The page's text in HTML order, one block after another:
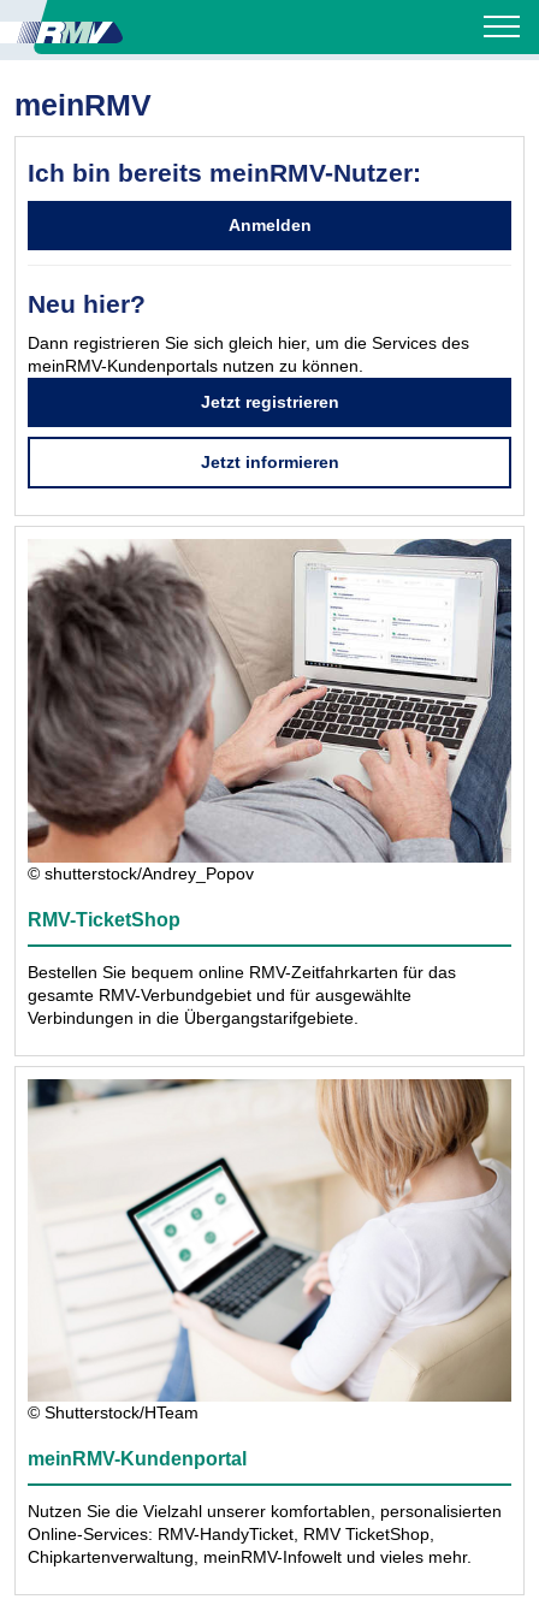
meinRMV
Ich bin bereits meinRMV-Nutzer:
Anmelden
Neu hier?
Dann registrieren Sie sich gleich hier, um die Services des
meinRMV-Kundenportals nutzen zu können.
Jetzt registrieren
Jetzt informieren
© shutterstock/Andrey_Popov
RMV-TicketShop
Bestellen Sie bequem online RMV-Zeitfahrkarten für das
gesamte RMV-Verbundgebiet und für ausgewählte
Verbindungen in die Übergangstarifgebiete.
© Shutterstock/HTeam
meinRMV-Kundenportal
Nutzen Sie die Vielzahl unserer komfortablen, personalisierten
Online-Services: RMV-HandyTicket, RMV TicketShop,
Chipkartenverwaltung, meinRMV-Infowelt und vieles mehr.